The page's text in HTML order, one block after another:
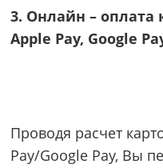
3. Онлайн – оплата
Apple Pay, Google
Проводя расчет
Pay/Google Pay, Вы